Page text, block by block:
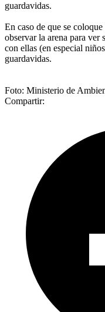
guardavidas.
En caso de que se
observar la arena para ver
con ellas (en especial
guardavidas.
Foto: Ministerio de
Compartir: